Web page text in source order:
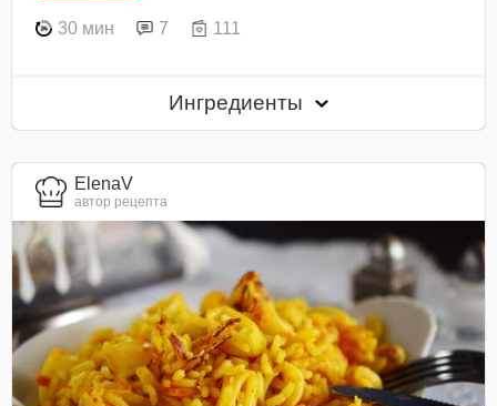
30 мин 7 111
Ингредиенты
ElenaV
автор рецепта